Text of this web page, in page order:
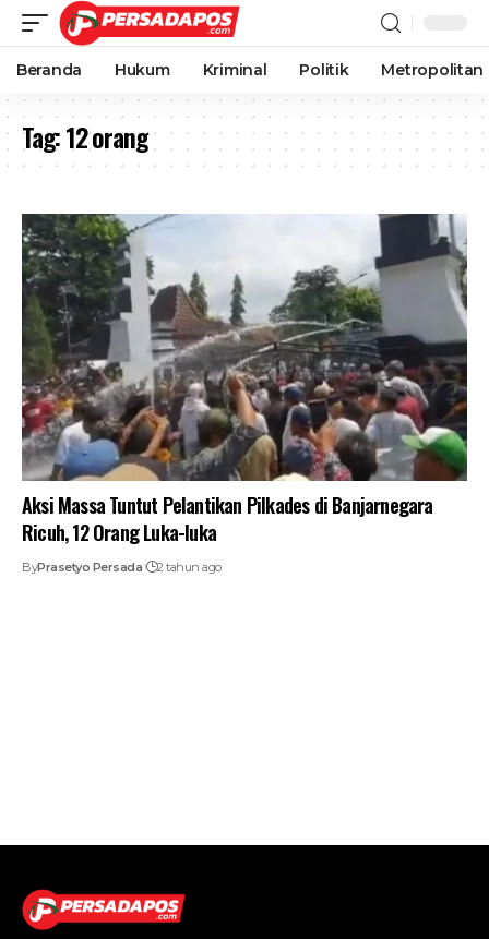
Beranda Hukum Kriminal Politik Metropolitan
Tag:12 orang
Aksi Massa Tuntut Pelantikan Pilkades di Banjarnegara
Ricuh, 12 Orang Luka-luka
ByPrasetyo Persada 2 tahun ago